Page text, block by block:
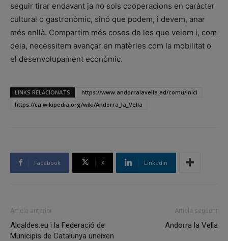
seguir tirar endavant ja no sols cooperacions en caràcter
cultural o gastronòmic, sinó que podem, i devem, anar
més enllà. Compartim més coses de les que veiem i, com
deia, necessitem avançar en matèries com la mobilitat o
el desenvolupament econòmic.
LINKS RELACIONATS
https://www.andorralavella.ad/comu/inici
https://ca.wikipedia.org/wiki/Andorra_la_Vella
Facebook X Linkedin
Article anterior
Alcaldes.eu i la Federació de
Municipis de Catalunya uneixen
Article següent
Andorra la Vella